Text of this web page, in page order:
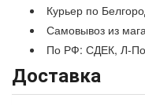
Курьер по
Самовывоз из
По РФ: СДЕК, Л-
Доставка